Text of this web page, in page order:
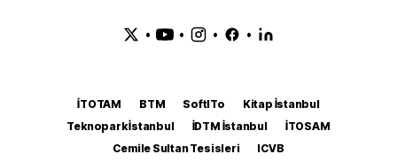
• • • •
İTOTAM BTM SoftITo
Kitap İstanbul
Teknopark İstanbul
İDTM İstanbul
İTOSAM
Cemile Sultan Tesisleri
ICVB